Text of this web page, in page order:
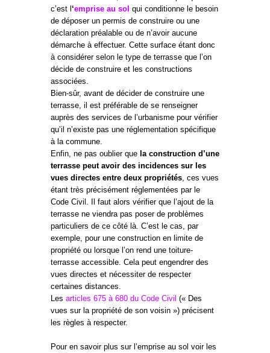
c’est l ‘emprise au sol qui conditionne le besoin
de déposer un permis de construire ou une
déclaration préalable ou de n’avoir aucune
démarche à effectuer. Cette surface étant donc
à considérer selon le type de terrasse que l’on
décide de construire et les constructions
associées.
Bien-sûr, avant de décider de construire une
terrasse, il est préférable de se renseigner
auprès des services de l’urbanisme pour vérifier
qu’il n’existe pas une réglementation spécifique
à la commune.
Enfin, ne pas oublier que la construction d’une
terrasse peut avoir des incidences sur les
vues directes entre deux propriétés , ces vues
étant très précisément réglementées par le
Code Civil. Il faut alors vérifier que l’ajout de la
terrasse ne viendra pas poser de problèmes
particuliers de ce côté là. C’est le cas, par
exemple, pour une construction en limite de
propriété ou lorsque l’on rend une toiture-
terrasse accessible. Cela peut engendrer des
vues directes et nécessiter de respecter
certaines distances.
Les articles 675 à 680 du Code Civil (« Des
vues sur la propriété de son voisin ») précisent
les règles à respecter.
Pour en savoir plus sur l’emprise au sol voir les